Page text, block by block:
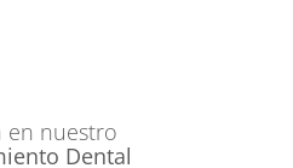
en nuestro
Dental